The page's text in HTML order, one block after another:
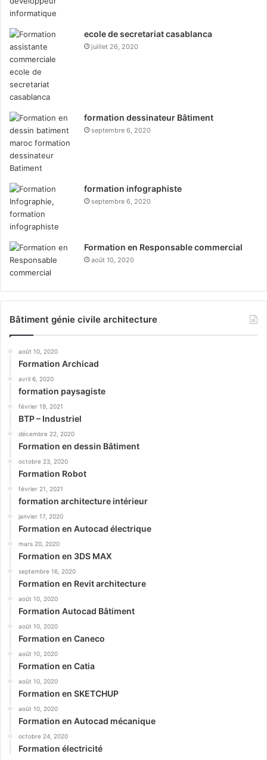
ecole de secretariat casablanca
juillet 26, 2020
formation dessinateur Bâtiment
septembre 6, 2020
formation infographiste
septembre 6, 2020
Formation en Responsable commercial
août 10, 2020
Bâtiment génie civile architecture
août 10, 2020
Formation Archicad
avril 6, 2020
formation paysagiste
février 19, 2021
BTP – Industriel
décembre 22, 2020
Formation en dessin Bâtiment
octobre 23, 2020
Formation Robot
février 21, 2021
formation architecture intérieur
janvier 17, 2020
Formation en Autocad électrique
mars 20, 2020
Formation en 3DS MAX
septembre 16, 2020
Formation en Revit architecture
août 10, 2020
Formation Autocad Bâtiment
août 10, 2020
Formation en Caneco
août 10, 2020
Formation en Catia
août 10, 2020
Formation en SKETCHUP
août 10, 2020
Formation en Autocad mécanique
octobre 24, 2020
Formation électricité